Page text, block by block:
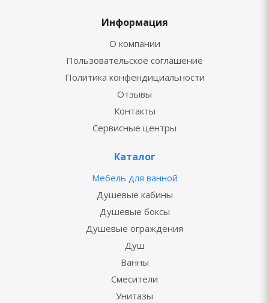
Информация
О компании
Пользовательское соглашение
Политика конфендициальности
Отзывы
Контакты
Сервисные центры
Каталог
Мебель для ванной
Душевые кабины
Душевые боксы
Душевые ограждения
Душ
Ванны
Смесители
Унитазы